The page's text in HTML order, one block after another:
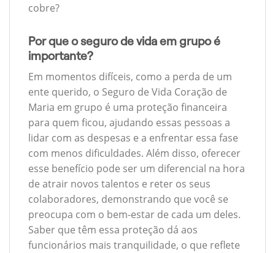
cobre?
Por que o seguro de vida em grupo é
importante?
Em momentos difíceis, como a perda de um
ente querido, o Seguro de Vida Coração de
Maria em grupo é uma proteção financeira
para quem ficou, ajudando essas pessoas a
lidar com as despesas e a enfrentar essa fase
com menos dificuldades. Além disso, oferecer
esse benefício pode ser um diferencial na hora
de atrair novos talentos e reter os seus
colaboradores, demonstrando que você se
preocupa com o bem-estar de cada um deles.
Saber que têm essa proteção dá aos
funcionários mais tranquilidade, o que reflete